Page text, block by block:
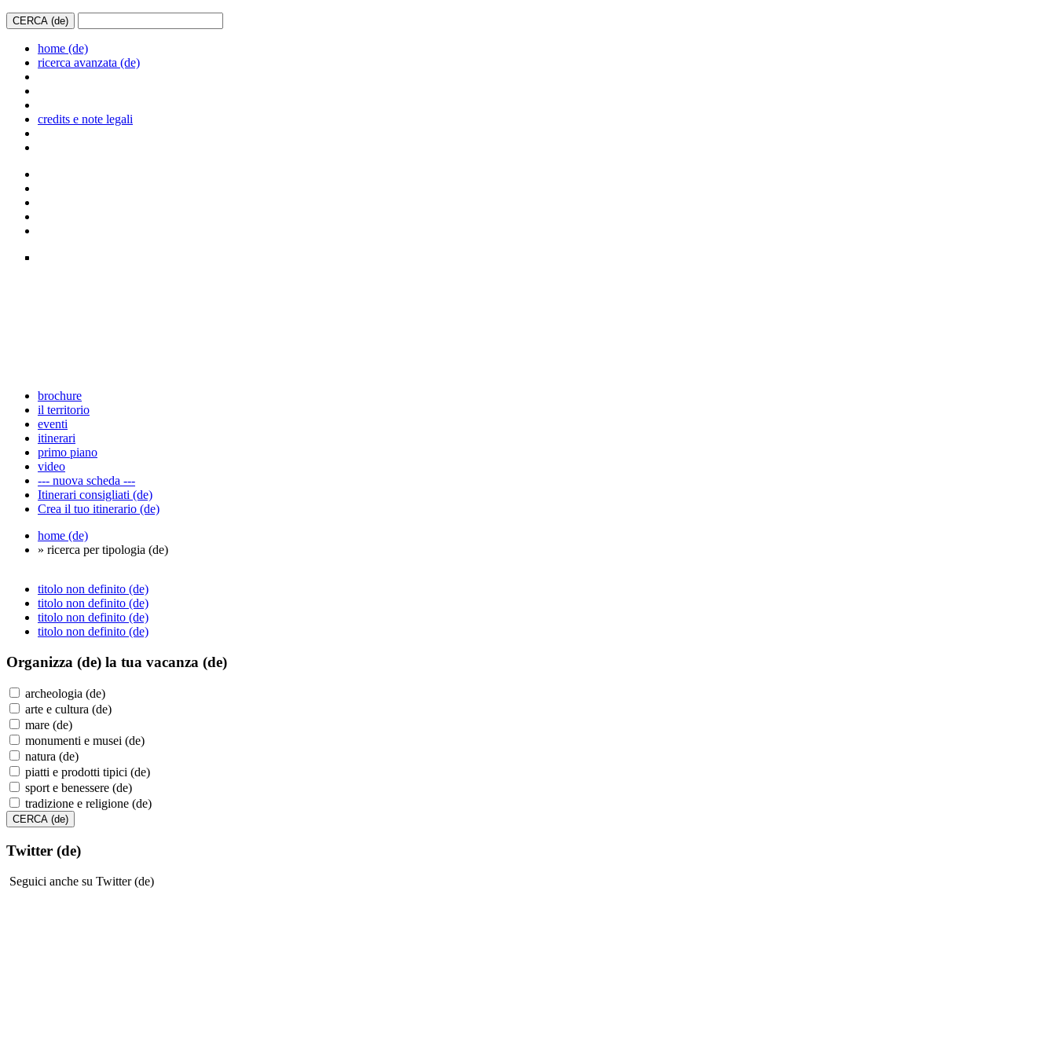
home (de)
ricerca avanzata (de)
credits e note legali
brochure
il territorio
eventi
itinerari
primo piano
video
--- nuova scheda ---
Itinerari consigliati (de)
Crea il tuo itinerario (de)
home (de)
» ricerca per tipologia (de)
titolo non definito (de)
titolo non definito (de)
titolo non definito (de)
titolo non definito (de)
Organizza (de) la tua vacanza (de)
archeologia (de)
arte e cultura (de)
mare (de)
monumenti e musei (de)
natura (de)
piatti e prodotti tipici (de)
sport e benessere (de)
tradizione e religione (de)
Twitter (de)
Seguici anche su Twitter (de)